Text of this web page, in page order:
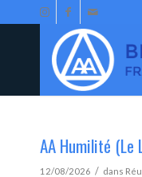
AA Humilité (Le
12/08/2026 / dans